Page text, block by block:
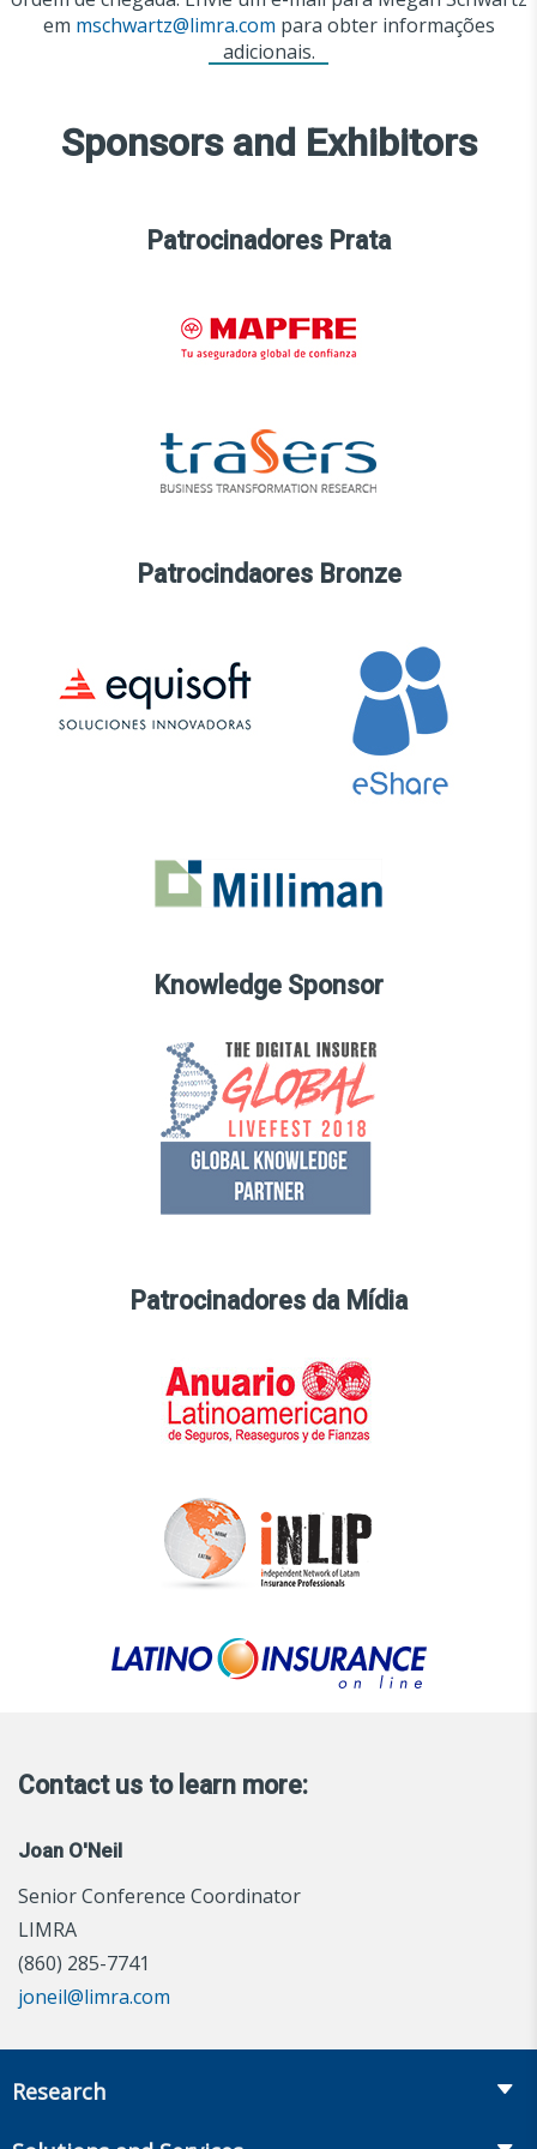
em mschwartz@limra.com para obter informações
adicionais.
Sponsors and Exhibitors
Patrocinadores Prata
Patrocindaores Bronze
Knowledge Sponsor
Patrocinadores da Mídia
Contact us to learn more:
Joan O'Neil
Senior Conference Coordinator
LIMRA
(860) 285-7741
joneil@limra.com
Research